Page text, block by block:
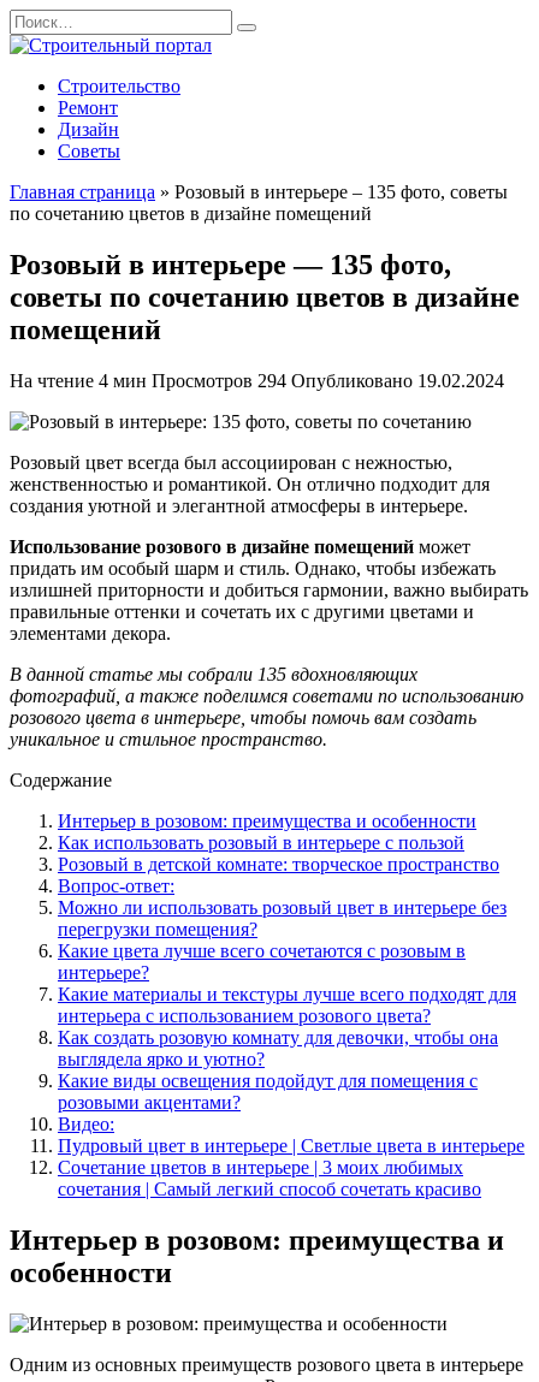
Перейти
к
содержанию
Search
for:
Строительство
Ремонт
Дизайн
Советы
Главная страница » Розовый в интерьере – 135 фото, советы
по сочетанию цветов в дизайне помещений
Розовый в интерьере — 135 фото,
советы по сочетанию цветов в дизайне
помещений
На чтение 4 мин Просмотров 294 Опубликовано 19.02.2024
Розовый цвет всегда был ассоциирован с нежностью,
женственностью и романтикой. Он отлично подходит для
создания уютной и элегантной атмосферы в интерьере.
Использование розового в дизайне помещений может
придать им особый шарм и стиль. Однако, чтобы избежать
излишней приторности и добиться гармонии, важно выбирать
правильные оттенки и сочетать их с другими цветами и
элементами декора.
В данной статье мы собрали 135 вдохновляющих
фотографий, а также поделимся советами по использованию
розового цвета в интерьере, чтобы помочь вам создать
уникальное и стильное пространство.
Содержание
Интерьер в розовом: преимущества и особенности
Как использовать розовый в интерьере с пользой
Розовый в детской комнате: творческое пространство
Вопрос-ответ:
Можно ли использовать розовый цвет в интерьере без
перегрузки помещения?
Какие цвета лучше всего сочетаются с розовым в
интерьере?
Какие материалы и текстуры лучше всего подходят для
интерьера с использованием розового цвета?
Как создать розовую комнату для девочки, чтобы она
выглядела ярко и уютно?
Какие виды освещения подойдут для помещения с
розовыми акцентами?
Видео:
Пудровый цвет в интерьере | Светлые цвета в интерьере
Сочетание цветов в интерьере | 3 моих любимых
сочетания | Самый легкий способ сочетать красиво
Интерьер в розовом: преимущества и
особенности
Одним из основных преимуществ розового цвета в интерьере